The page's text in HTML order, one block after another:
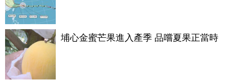
埔心金蜜芒果進入產季 品嚐夏果正當時